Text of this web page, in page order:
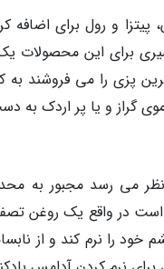
پیتزا و رول برای
برای این
موی گراز و یا پر اردک به
می رسد مجبور به
در واقع یک روغن
را نرم کند و از